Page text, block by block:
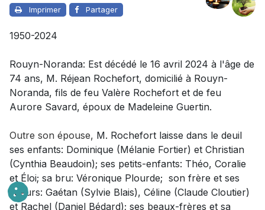
Imprimer Partager
1950-2024
Rouyn-Noranda: Est décédé le 16 avril 2024 à l'âge de
74 ans, M. Réjean Rochefort, domicilié à Rouyn-
Noranda, fils de feu Valère Rochefort et de feu
Aurore Savard, époux de Madeleine Guertin.
Outre son épouse, M. Rochefort laisse dans le deuil
ses enfants: Dominique (Mélanie Fortier) et Christian
(Cynthia Beaudoin); ses petits-enfants: Théo, Coralie
et Éloi; sa bru: Véronique Plourde; son frère et ses
soeurs: Gaétan (Sylvie Blais), Céline (Claude Cloutier)
et Rachel (Daniel Bédard); ses beaux-frères et sa